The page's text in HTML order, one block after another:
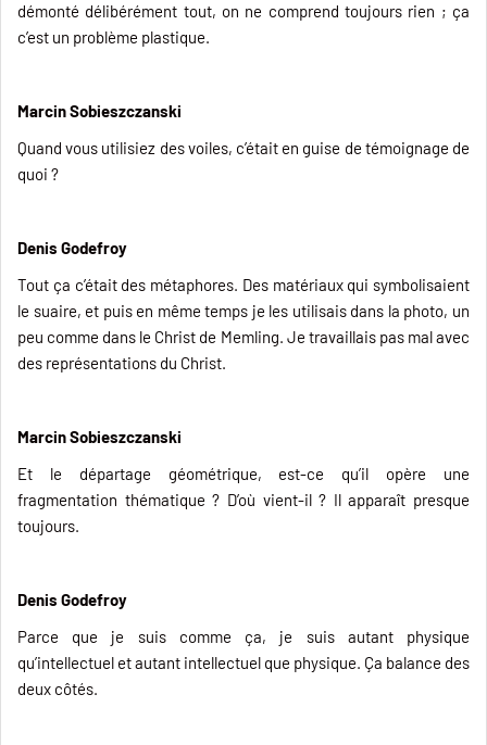
démonté délibérément tout, on ne comprend toujours rien ; ça
c’est un problème plastique.
Marcin Sobieszczanski
Quand vous utilisiez des voiles, c’était en guise de témoignage de
quoi ?
Denis Godefroy
Tout ça c’était des métaphores. Des matériaux qui symbolisaient
le suaire, et puis en même temps je les utilisais dans la photo, un
peu comme dans le Christ de Memling. Je travaillais pas mal avec
des représentations du Christ.
Marcin Sobieszczanski
Et le départage géométrique, est-ce qu’il opère une
fragmentation thématique ? D’où vient-il ? Il apparaît presque
toujours.
Denis Godefroy
Parce que je suis comme ça, je suis autant physique
qu’intellectuel et autant intellectuel que physique. Ça balance des
deux côtés.